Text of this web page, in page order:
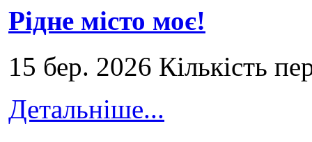
Рідне місто моє!
15 бер. 2026 Кількість
Детальніше...